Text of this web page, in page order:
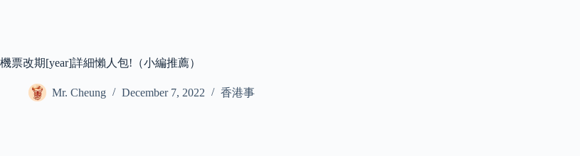
機票改期[year]詳細懶人包!（小編推薦）
Mr. Cheung December 7, 2022 香港事